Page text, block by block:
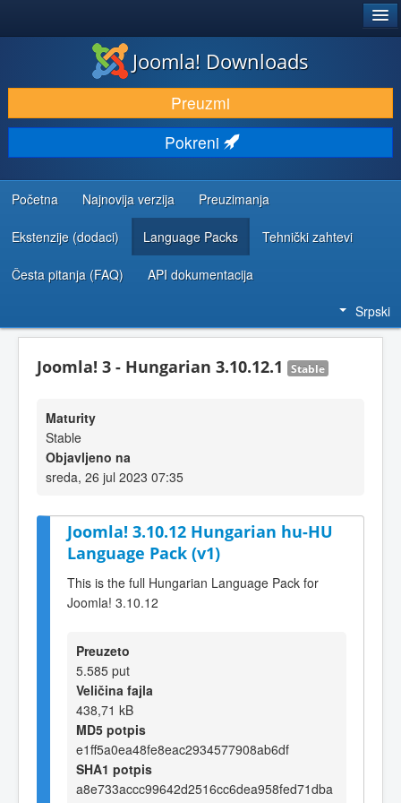
PREUZIMANJE I PROŠIRENJA (EKSTENZIJE)
OTKRIJTE I NAUČITE
ZAJEDNICA I PODRŠKA
RESURSI ZA RAZVOJ
Joomla! Downloads
Preuzmi
Pokreni
Početna Najnovija verzija Preuzimanja
Ekstenzije (dodaci) Language Packs Tehnički zahtevi
Česta pitanja (FAQ) API dokumentacija
Srpski
Joomla! 3 - Hungarian 3.10.12.1 Stable
Maturity
Stable
Objavljeno na
sreda, 26 jul 2023 07:35
Joomla! 3.10.12 Hungarian hu-HU
Language Pack (v1)
This is the full Hungarian Language Pack for
Joomla! 3.10.12
Preuzeto
5.585 put
Veličina fajla
438,71 kB
MD5 potpis
e1ff5a0ea48fe8eac2934577908ab6df
SHA1 potpis
a8e733accc99642d2516cc6dea958fed71dba